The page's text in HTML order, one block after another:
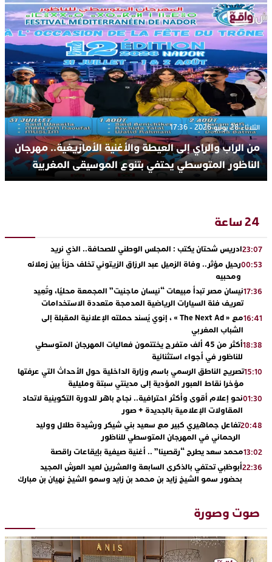
الثلاثاء 28 يوليو 2026 - 17:36
من الراب والراي إلى العيطة والأغنية الأمازيغية.. مهرجان
الناظور المتوسطي يحتفي بتنوع الموسيقى المغربية
24 ساعة
23:07ادريس شحتان يكتب : المجلس الوطني للصحافة.. الذي نريد
00:53رحيل مؤثر.. وفاة الزميل عبد الرزاق الزيتوني تخلف حزناً بين زملائه
ومحبيه
17:36نيسان مصر تبدأ مبيعات “نيسان ماجنيت” المجمعة محليًا، وتُعِيد
تعريف فئة السيارات الرياضية المدمجة متعددة الاستخدامات
16:41
مع « The Next Ad » ، إنوي يُسند حملته الإعلانية المقبلة إلى
الشباب المغربي
18:38
أكثر من 45 ألف متفرج يختتمون فعاليات المهرجان المتوسطي
للناظور في أجواء استثنائية
15:10تصريح الناطق الرسمي باسم وزارة الداخلية حول الأحداث التي عرفتها
مؤخرا نقاط العبور المؤدية إلى مدينتي سبتة ومليلية
01:30نحو إعلام أقوى وأكثر احترافية.. نجاح باهر للدورة التكوينية لاتحاد
المقاولات الإعلامية بالجديدة + صور
20:48تفاعل جماهيري كبير مع سعيد بني شيكر ورشيدة طلال ووليد
الرحماني في المهرجان المتوسطي للناظور
13:02محمد سعد يطرح “رقصينا” .. أغنية صيفية بإيقاعات راقصة
22:36أبوظبي تحتفي بالذكرى السابعة والعشرين لعيد العرش المجيد
بحضور سمو الشيخ زايد بن محمد بن زايد وسمو الشيخ نهيان بن مبارك
“كوفرة فالغيس”
19:11يقظة أمنية تنهي كابوس الفتاة القاصر: كواليس مثيرة لعملية تحرير
17:27 اتحاد المقاولات الإعلامية يقود قاطرة التكوين بالجديدة ويستضيف
الإعلامي سعيد بلفقير في دورة استثنائية
صوت وصورة